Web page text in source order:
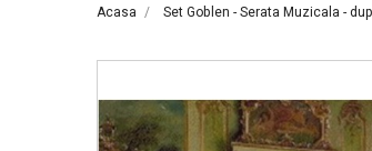
Acasa Set Goblen - Serata Muzicala -